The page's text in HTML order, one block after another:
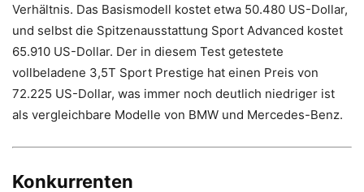
Verhältnis. Das Basismodell kostet etwa 50.480 US-Dollar,
und selbst die Spitzenausstattung Sport Advanced kostet
65.910 US-Dollar. Der in diesem Test getestete
vollbeladene 3,5T Sport Prestige hat einen Preis von
72.225 US-Dollar, was immer noch deutlich niedriger ist
als vergleichbare Modelle von BMW und Mercedes-Benz.
Konkurrenten